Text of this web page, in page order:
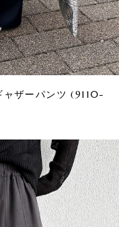
ザーパンツ (9110-